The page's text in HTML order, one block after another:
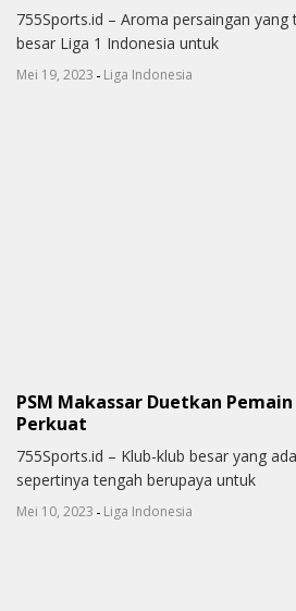
755Sports.id – Aroma persaingan
besar Liga 1 Indonesia untuk
Mei 19, 2023 - Liga Indonesia
PSM Makassar Duetkan
Perkuat
755Sports.id – Klub-klub besar yang
sepertinya tengah berupaya untuk
Mei 10, 2023 - Liga Indonesia